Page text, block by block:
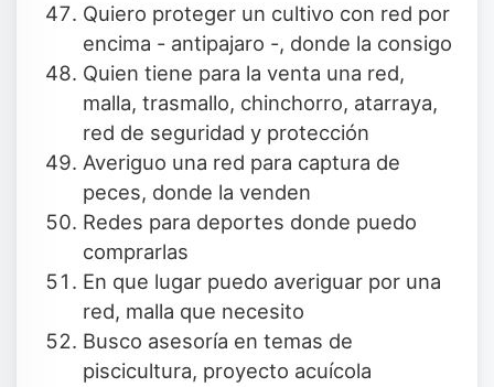
Quiero proteger un cultivo con red por
encima - antipajaro -, donde la consigo
Quien tiene para la venta una red,
malla, trasmallo, chinchorro, atarraya,
red de seguridad y protección
Averiguo una red para captura de
peces, donde la venden
Redes para deportes donde puedo
comprarlas
En que lugar puedo averiguar por una
red, malla que necesito
Busco asesoría en temas de
piscicultura, proyecto acuícola